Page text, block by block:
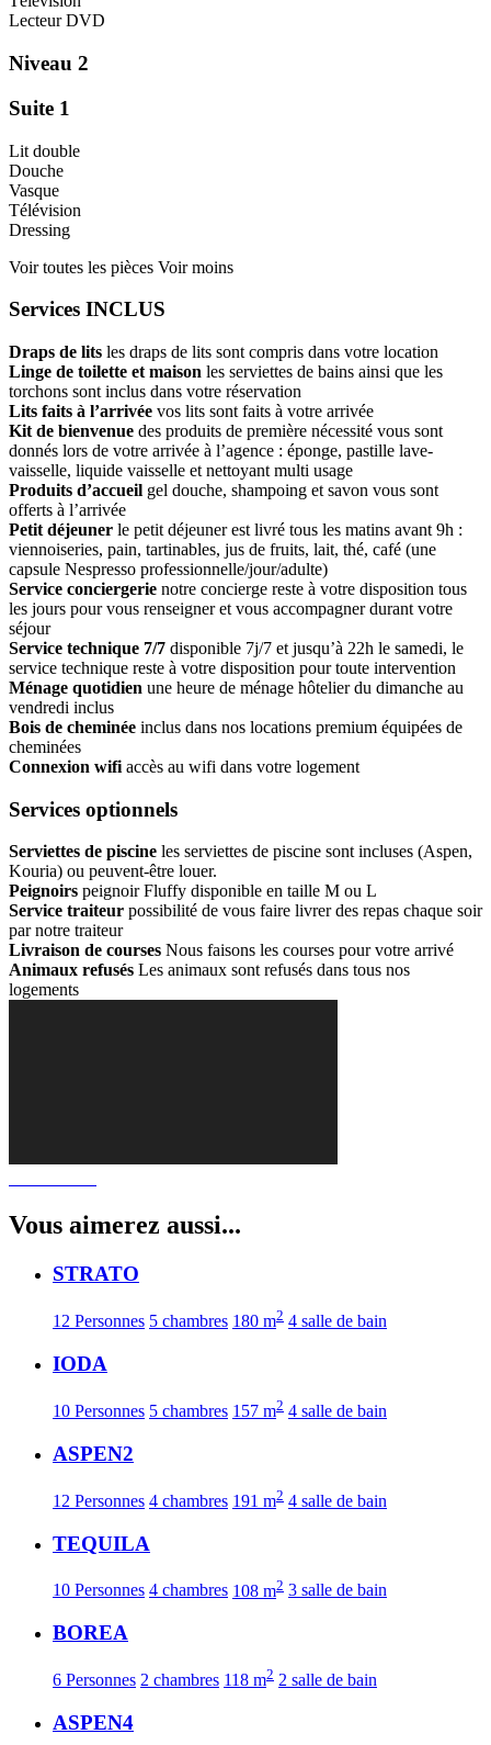
Lecteur DVD
Niveau 2
Suite 1
Lit double
Douche
Vasque
Télévision
Dressing
Voir toutes les pièces Voir moins
Services INCLUS
Draps de lits les draps de lits sont compris dans votre location
Linge de toilette et maison les serviettes de bains ainsi que les
torchons sont inclus dans votre réservation
Lits faits à l’arrivée vos lits sont faits à votre arrivée
Kit de bienvenue des produits de première nécessité vous sont
donnés lors de votre arrivée à l’agence : éponge, pastille lave-
vaisselle, liquide vaisselle et nettoyant multi usage
Produits d’accueil gel douche, shampoing et savon vous sont
offerts à l’arrivée
Petit déjeuner le petit déjeuner est livré tous les matins avant 9h :
viennoiseries, pain, tartinables, jus de fruits, lait, thé, café (une
capsule Nespresso professionnelle/jour/adulte)
Service conciergerie notre concierge reste à votre disposition tous
les jours pour vous renseigner et vous accompagner durant votre
séjour
Service technique 7/7 disponible 7j/7 et jusqu’à 22h le samedi, le
service technique reste à votre disposition pour toute intervention
Ménage quotidien une heure de ménage hôtelier du dimanche au
vendredi inclus
Bois de cheminée inclus dans nos locations premium équipées de
cheminées
Connexion wifi accès au wifi dans votre logement
Services optionnels
Serviettes de piscine les serviettes de piscine sont incluses (Aspen,
Kouria) ou peuvent-être louer.
Peignoirs peignoir Fluffy disponible en taille M ou L
Service traiteur possibilité de vous faire livrer des repas chaque soir
par notre traiteur
Livraison de courses Nous faisons les courses pour votre arrivé
Animaux refusés Les animaux sont refusés dans tous nos
logements
Vous aimerez aussi...
STRATO
12 Personnes 5 chambres 180 m2 4 salle de bain
IODA
10 Personnes 5 chambres 157 m2 4 salle de bain
ASPEN2
12 Personnes 4 chambres 191 m2 4 salle de bain
TEQUILA
10 Personnes 4 chambres 108 m2 3 salle de bain
BOREA
6 Personnes 2 chambres 118 m2 2 salle de bain
ASPEN4